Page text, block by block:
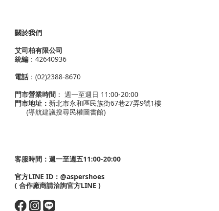
關於我們
艾司柏有限公司
統編 ：42640936
電話：(02)2388-8670
門市營業時間 ： 週一至週日 11:00-20:00
門市地址： 新北市永和區民族街67巷27弄9號1樓
(導航建議搜尋民權圖書館)
客服時間：週一至週五11:00-20:00
官方LINE ID： @aspershoes
( 合作廠商請洽詢官方LINE )